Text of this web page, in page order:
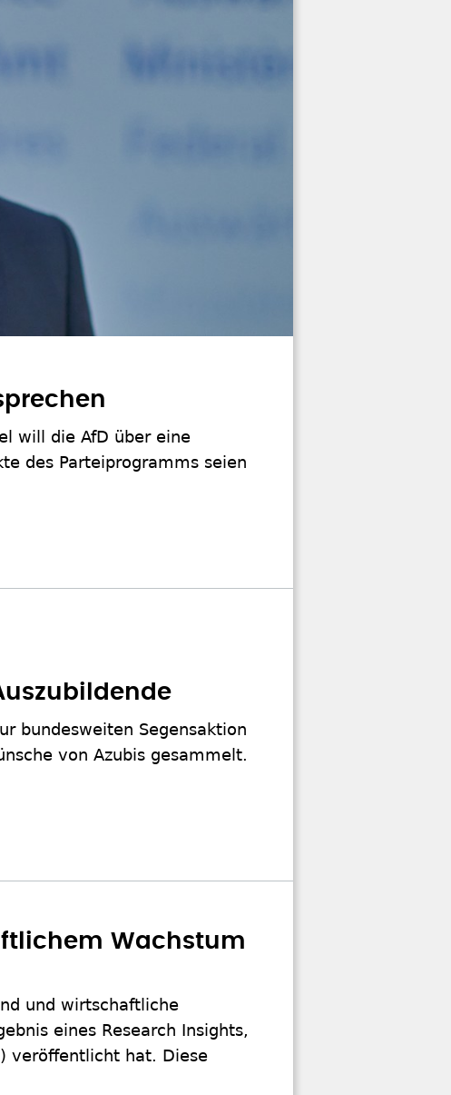
will die AfD über eine
des Parteiprogramms seien
bundesweiten Segensaktion
von Azubis gesammelt.
Wachstum
und wirtschaftliche
eines Research Insights,
veröffentlicht hat. Diese